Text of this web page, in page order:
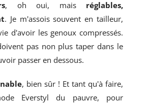
, oh oui, mais réglables,
. Je m'assois souvent en tailleur,
d'avoir les genoux compressés.
pas non plus taper dans le
passer en dessous.
, bien sûr ! Et tant qu'à faire,
Everstyl du pauvre, pour